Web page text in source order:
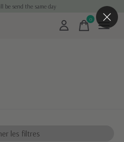
be send the same day
0items
les filtres